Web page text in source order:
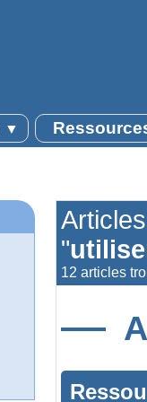
▼
"
12 articles